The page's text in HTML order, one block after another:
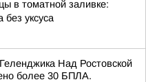
в томатной заливке:
без уксуса
Над Ростовской
более 30 БПЛА.